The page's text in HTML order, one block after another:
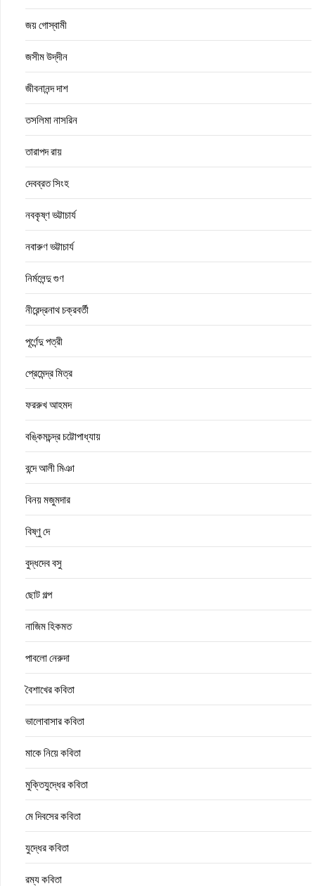
জয় গোস্বামী
জসীম উদ্‌দীন
জীবনানন্দ দাশ
তসলিমা নাসরিন
তারাপদ রায়
দেবব্রত সিংহ
নবকৃষ্ণ ভট্টাচার্য
নবারুণ ভট্টাচার্য
নির্মলেন্দু গুণ
নীরেন্দ্রনাথ চক্রবর্তী
পূর্ণেন্দু পত্রী
প্রেমেন্দ্র মিত্র
ফররুখ আহমদ
বঙ্কিমচন্দ্র চট্টোপাধ্যায়
বন্দে আলী মিঞা
বিনয় মজুমদার
বিষ্ণু দে
বুদ্ধদেব বসু
ছোট গল্প
নাজিম হিকমত
পাবলো নেরুদা
বৈশাখের কবিতা
ভালোবাসার কবিতা
মাকে নিয়ে কবিতা
মুক্তিযুদ্ধের কবিতা
মে দিবসের কবিতা
যুদ্ধের কবিতা
রম্য কবিতা